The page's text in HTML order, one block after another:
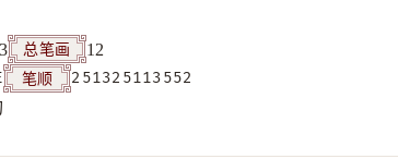
3 总笔画
12
笔顺
251325113552